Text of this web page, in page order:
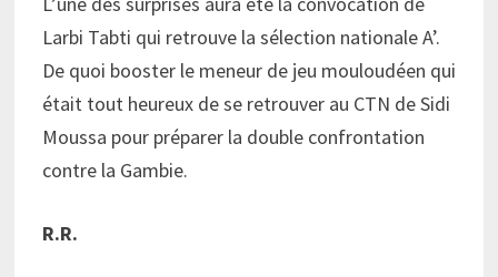
Larbi Tabti qui retrouve la sélection nationale A’.
De quoi booster le meneur de jeu mouloudéen qui
était tout heureux de se retrouver au CTN de Sidi
Moussa pour préparer la double confrontation
contre la Gambie.
R.R.